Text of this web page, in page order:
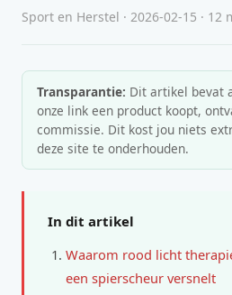
Sport en Herstel · 2026-02-15 · 12
Transparantie: Dit artikel bevat
onze link een product koopt,
commissie. Dit kost jou niets
deze site te onderhouden.
In dit artikel
Waarom rood licht
een spierscheur versnelt